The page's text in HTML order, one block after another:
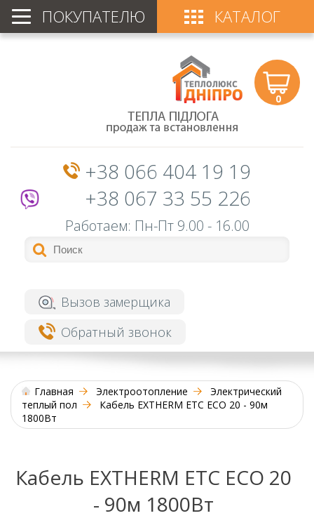
ПОКУПАТЕЛЮ КАТАЛОГ
+38 066 404 19 19
+38 067 33 55 226
Работаем: Пн-Пт 9.00 - 16.00
0
Вызов замерщика
Обратный звонок
Главная Электроотопление
Электрический
теплый пол
Кабель EXTHERM ETС ECO 20 - 90м
1800Вт
Кабель EXTHERM ETС ECO 20
- 90м 1800Вт